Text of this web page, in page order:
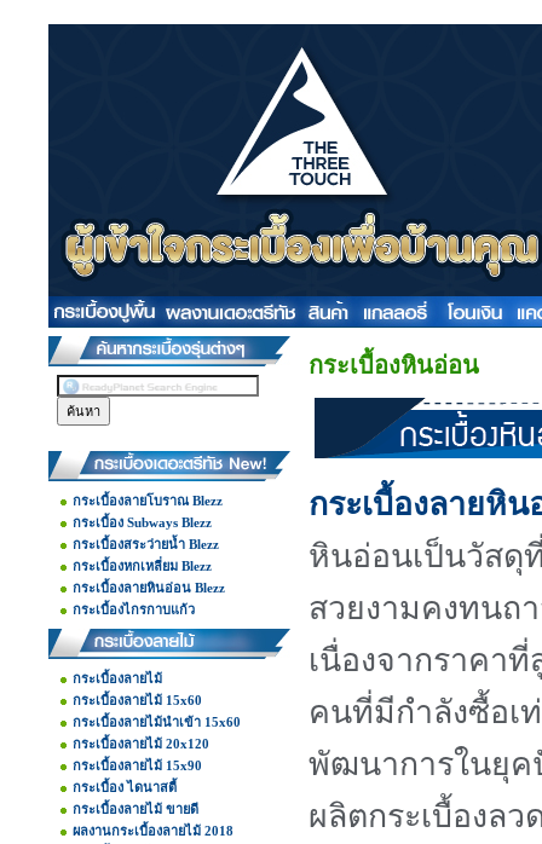
กระเบื้องลายโบราณ Blezz
กระเบื้อง Subways Blezz
กระเบื้องสระว่ายน้ำ Blezz
กระเบื้องหกเหลี่ยม Blezz
กระเบื้องลายหินอ่อน Blezz
กระเบื้องไกรกาบแก้ว
กระเบื้องลายไม้
กระเบื้องลายไม้ 15x60
กระเบื้องลายไม้นำเข้า 15x60
กระเบื้องลายไม้ 20x120
กระเบื้องลายไม้ 15x90
กระเบื้อง ไดนาสตี้
กระเบื้องลายไม้ ขายดี
ผลงานกระเบื้องลายไม้ 2018
กระเบื้องหินอ่อน
กระเบื้องลายหิน
หินอ่อนเป็นวัสดุ
สวยงามคงทนถ
เนื่องจากราคา
คนที่มีกำลังซื้อเ
พัฒนาการในยุค
ผลิตกระเบื้องล